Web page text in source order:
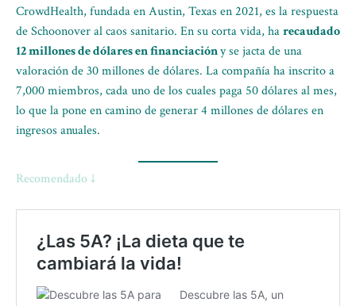
CrowdHealth, fundada en Austin, Texas en 2021, es la respuesta
de Schoonover al caos sanitario. En su corta vida, harecaudado
12 millones de dólares en financiacióny se jacta de una
valoración de 30 millones de dólares. La compañía ha inscrito a
7,000 miembros, cada uno de los cuales paga 50 dólares al mes,
lo que la pone en camino de generar 4 millones de dólares en
ingresos anuales.
Recomendado ↓